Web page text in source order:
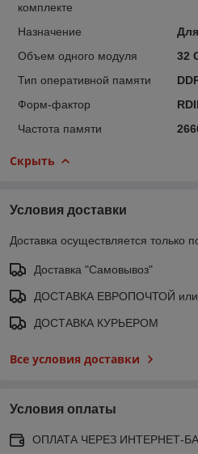
комплекте
Назначение
Объем одного модуля
32
Тип оперативной памяти
Форм-фактор
Частота памяти
Скрыть
Условия доставки
Доставка осуществляется только
Доставка "Самовывоз"
ДОСТАВКА ЕВРОПОЧТОЙ или
ДОСТАВКА КУРЬЕРОМ
Все условия доставки
Условия оплаты
ОПЛАТА ЧЕРЕЗ ИНТЕРНЕТ-